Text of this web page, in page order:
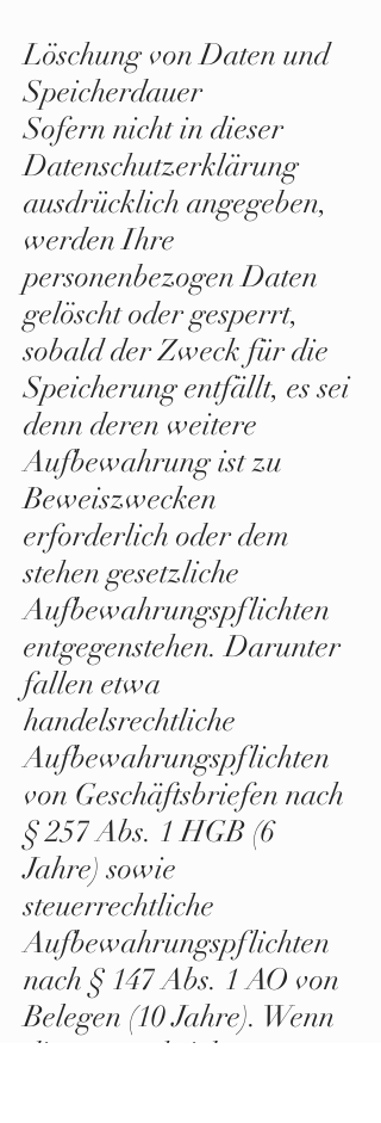
Löschung von Daten und
Speicherdauer
Sofern nicht in dieser
Datenschutzerklärung
ausdrücklich angegeben,
werden Ihre
personenbezogen Daten
gelöscht oder gesperrt,
sobald der Zweck für die
Speicherung entfällt, es sei
denn deren weitere
Aufbewahrung ist zu
Beweiszwecken
erforderlich oder dem
stehen gesetzliche
Aufbewahrungspflichten
entgegenstehen. Darunter
fallen etwa
handelsrechtliche
Aufbewahrungspflichten
von Geschäftsbriefen nach
§ 257 Abs. 1 HGB (6
Jahre) sowie
steuerrechtliche
Aufbewahrungspflichten
nach § 147 Abs. 1 AO von
Belegen (10 Jahre). Wenn
die vorgeschriebene